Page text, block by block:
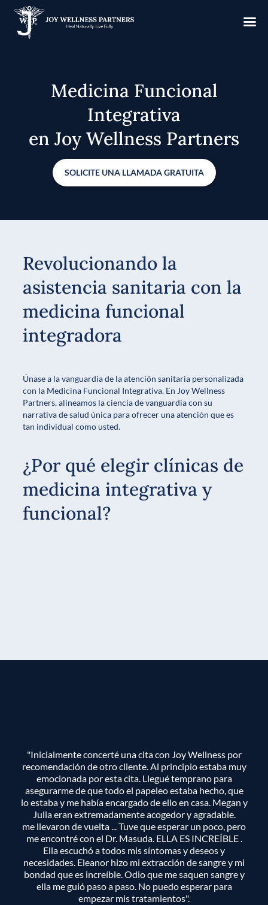
Medicina Funcional
Integrativa
en Joy Wellness Partners
SOLICITE UNA LLAMADA GRATUITA
Revolucionando la
asistencia sanitaria con la
medicina funcional
integradora
Únase a la vanguardia de la atención sanitaria personalizada
con la Medicina Funcional Integrativa. En Joy Wellness
Partners, alineamos la ciencia de vanguardia con su
narrativa de salud única para ofrecer una atención que es
tan individual como usted.
¿Por qué elegir clínicas de
medicina integrativa y
funcional?
"Inicialmente concerté una cita con Joy Wellness por
recomendación de otro cliente. Al principio estaba muy
emocionada por esta cita. Llegué temprano para
asegurarme de que todo el papeleo estaba hecho, que
lo estaba y me había encargado de ello en casa. Megan y
Julia eran extremadamente acogedor y agradable.
me llevaron de vuelta ... Tuve que esperar un poco, pero
me encontré con el Dr. Masuda. ELLA ES INCREÍBLE .
Ella escuchó a todos mis síntomas y deseos y
necesidades. Eleanor hizo mi extracción de sangre y mi
bondad que es increíble. Odio que me saquen sangre y
ella me guió paso a paso. No puedo esperar para
empezar mis tratamientos".